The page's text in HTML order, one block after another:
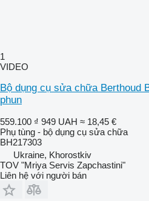
1
VIDEO
Bộ dụng cụ sửa chữa Berthoud
phun
559.100 ₫ 949 UAH ≈ 18,45 €
Phụ tùng - bộ dụng cụ sửa chữa
BH217303
Ukraine, Khorostkiv
TOV "Mriya Servis Zapchastini"
Liên hệ với người bán